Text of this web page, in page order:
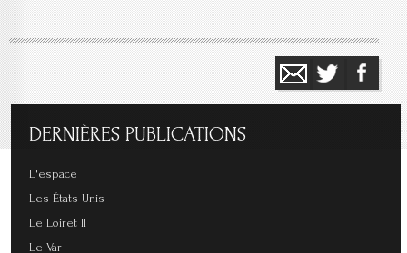
DERNIÈRES PUBLICATIONS
L'espace
Les États-Unis
Le Loiret II
Le Var